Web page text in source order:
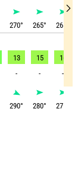
270° 265° 265
13 15 16
- - -
290° 280° 275